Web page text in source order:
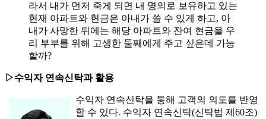
라서 내가 먼저 죽게 되면 내 명의로 보유하고 있는
현재 아파트와 현금은 아내가 쓸 수 있게 하고, 아
내가 사망한 뒤에는 해당 아파트와 잔여 현금을 우
리 부부를 위해 고생한 둘째에게 주고 싶은데 가능
할까?
▷수익자 연속신탁과 활용
수익자 연속신탁을 통해 고객의 의도를 반영
할 수 있다. 수익자 연속신탁(신탁법 제60조)